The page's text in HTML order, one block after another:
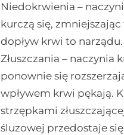
Niedokrwienia –
kurczą się,
dopływ krwi to narządu.
Złuszczania – naczynia
ponownie się
wpływem krwi pękają.
strzępkami
śluzowej przedostaje